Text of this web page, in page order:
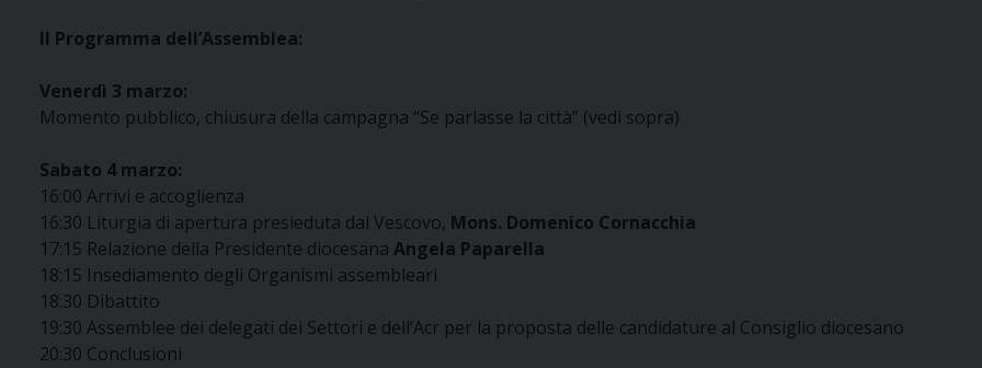
Il Programma dell’Assemblea:
Venerdì 3 marzo:
Momento pubblico, chiusura della campagna “Se parlasse la città” (vedi sopra)
Sabato 4 marzo:
16:00 Arrivi e accoglienza
16:30 Liturgia di apertura presieduta dal Vescovo, Mons. Domenico Cornacchia
17:15 Relazione della Presidente diocesana Angela Paparella
18:15 Insediamento degli Organismi assembleari
18:30 Dibattito
19:30 Assemblee dei delegati dei Settori e dell’Acr per la proposta delle candidature al Consiglio diocesano
20:30 Conclusioni